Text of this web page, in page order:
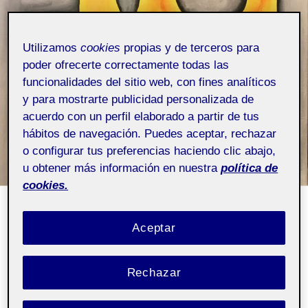
MEDITERRÁNEO-MEMORIA
Utilizamoscookies propias y de terceros para
poder ofrecerte correctamente todas las
funcionalidades del sitio web, con fines analíticos
y para mostrarte publicidad personalizada de
acuerdo con un perfil elaborado a partir de tus
hábitos de navegación. Puedes aceptar, rechazar
o configurar tus preferencias haciendo clic abajo,
u obtener más información en nuestra política de
cookies.
Rechazar
Aceptar